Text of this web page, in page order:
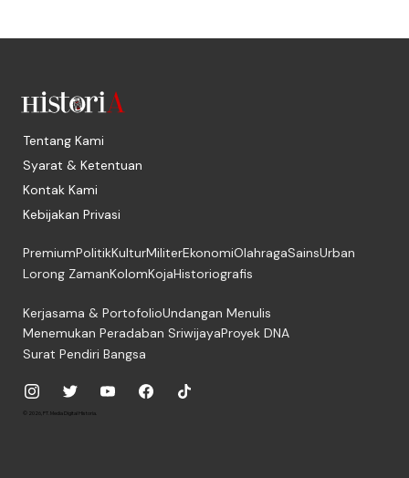
Tentang Kami
Syarat & Ketentuan
Kontak Kami
Kebijakan Privasi
PremiumPolitikKulturMiliterEkonomiOlahragaSainsUrban
Lorong ZamanKolomKojaHistoriografis
Kerjasama & PortofolioUndangan Menulis
Menemukan Peradaban SriwijayaProyek DNA
Surat Pendiri Bangsa
© 2026, PT. Media Digital Historia.